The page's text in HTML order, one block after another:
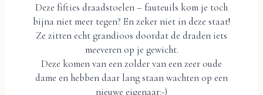
Deze fifties draadstoelen – fauteuils kom je toch
bijna niet meer tegen? En zeker niet in deze staat!
Ze zitten echt grandioos doordat de draden iets
meeveren op je gewicht.
Deze komen van een zolder van een zeer oude
dame en hebben daar lang staan wachten op een
nieuwe eigenaar:-)